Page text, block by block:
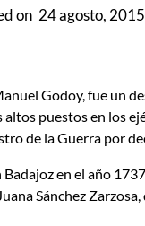
on 24 agosto, 2015
Godoy, fue un
puestos en los
de la Guerra por
en el año
Sánchez